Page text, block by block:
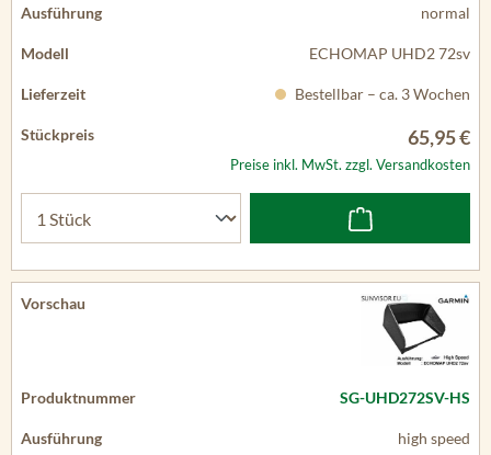
normal
ECHOMAP UHD2 72sv
Bestellbar – ca. 3 Wochen
65,95 €
Preise inkl. MwSt. zzgl. Versandkosten
SG-UHD272SV-HS
high speed